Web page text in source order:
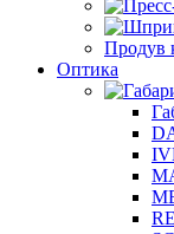
Продув
Оптика